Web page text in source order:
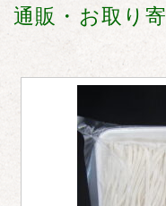
通販・お取り